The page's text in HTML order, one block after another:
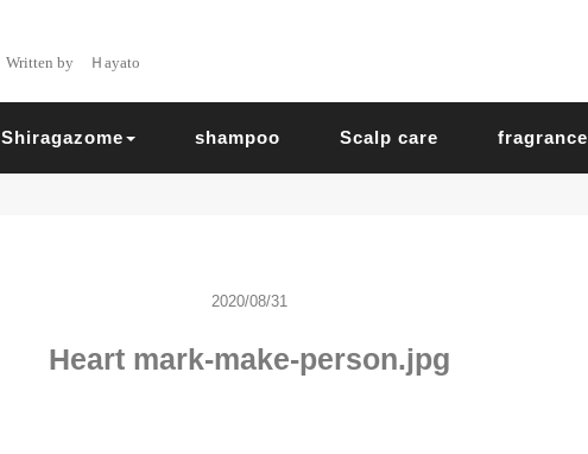
Written by Ｈayato
Shiragazome shampoo Scalp care fragrance
2020/08/31
Heart mark-make-person.jpg